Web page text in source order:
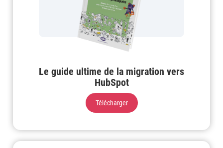
Le guide ultime de la migration vers
HubSpot
Télécharger